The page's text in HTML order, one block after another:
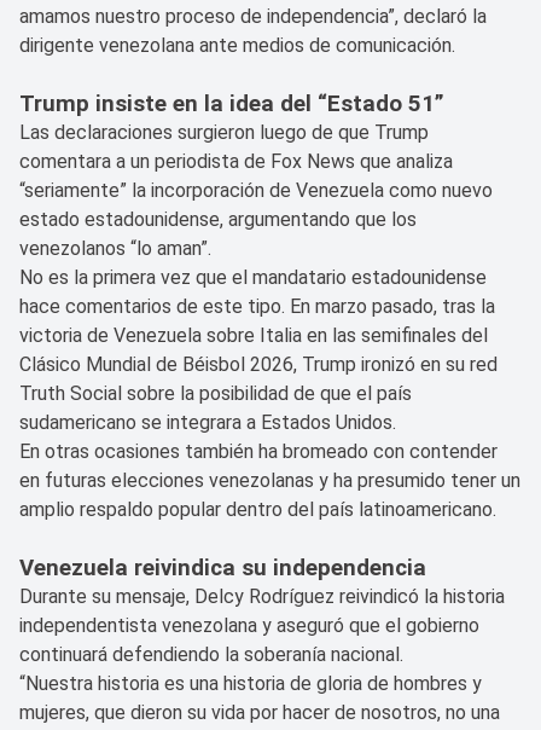
amamos nuestro proceso de independencia”, declaró la
dirigente venezolana ante medios de comunicación.
Trump insiste en la idea del “Estado 51”
Las declaraciones surgieron luego de que Trump
comentara a un periodista de Fox News que analiza
“seriamente” la incorporación de Venezuela como nuevo
estado estadounidense, argumentando que los
venezolanos “lo aman”.
No es la primera vez que el mandatario estadounidense
hace comentarios de este tipo. En marzo pasado, tras la
victoria de Venezuela sobre Italia en las semifinales del
Clásico Mundial de Béisbol 2026, Trump ironizó en su red
Truth Social sobre la posibilidad de que el país
sudamericano se integrara a Estados Unidos.
En otras ocasiones también ha bromeado con contender
en futuras elecciones venezolanas y ha presumido tener un
amplio respaldo popular dentro del país latinoamericano.
Venezuela reivindica su independencia
Durante su mensaje, Delcy Rodríguez reivindicó la historia
independentista venezolana y aseguró que el gobierno
continuará defendiendo la soberanía nacional.
“Nuestra historia es una historia de gloria de hombres y
mujeres, que dieron su vida por hacer de nosotros, no una